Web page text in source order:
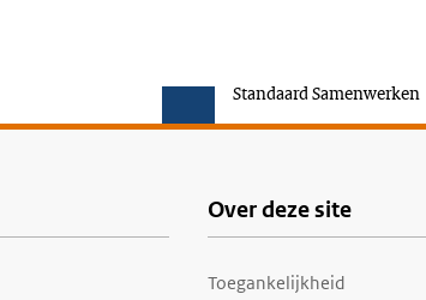
Standaard Samenwerken
Over deze site
Toegankelijkheid